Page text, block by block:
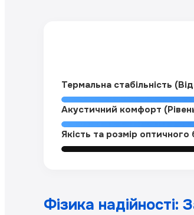
Термальна стабільність
Акустичний комфорт
Якість та розмір оптичного
Фізика надійності: